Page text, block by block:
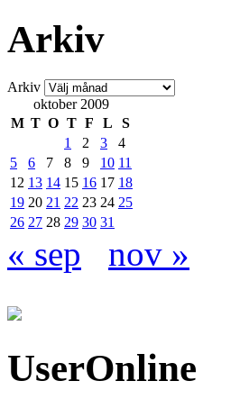
Arkiv
Arkiv
oktober 2009
M T O T F L
S
1
2 3
4
5
6 7 8 9 10 11
12 13 14 15 16 17 18
19 20 21 22 23 24 25
26 27 28 29 30 31
« sep nov »
UserOnline